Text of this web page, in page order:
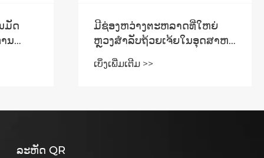
ມັດ
ນ
ມີຊ່ອງຫວ່າງຕະຫລາດທີ່ໃຫຍ່
ຫຼວງສໍາລັບຖ້ວຍເຈ້ຍໃນອຸດສາຫະ
ກໍາເຄື່ອງຈັກເຈ້ຍ.
ເບິ່ງເພີ່ມເຕີມ >>
ລະຫັດ QR